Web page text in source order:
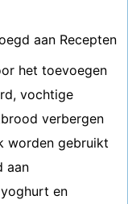
aan Recepten
het toevoegen
vochtige
verbergen
worden gebruikt
aan
en